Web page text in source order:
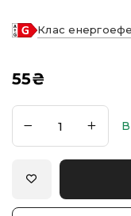
Клас
55₴